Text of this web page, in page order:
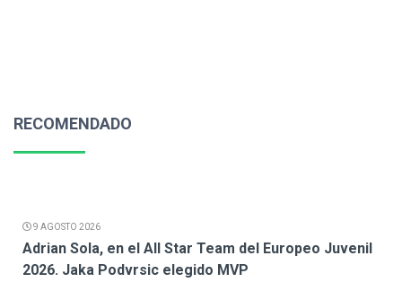
RECOMENDADO
9 AGOSTO 2026
Adrian Sola, en el All Star Team del Europeo Juvenil
2026. Jaka Podvrsic elegido MVP